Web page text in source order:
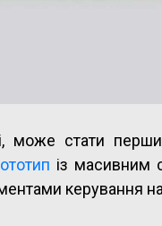
може стати
із масивним
керування